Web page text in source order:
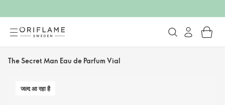
The Secret Man Eau de Parfum Vial
जल्द आ रहा है